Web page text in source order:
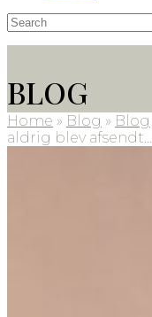
Search
BLOG
Home » Blog » Blog
aldrig blev afsendt…